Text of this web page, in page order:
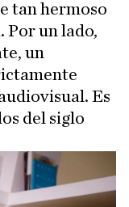
tan hermoso
Por un lado,
un
Es
del siglo